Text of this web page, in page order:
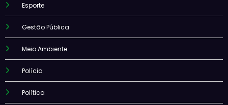
Esporte
Gestão Pública
Meio Ambiente
Polícia
Política